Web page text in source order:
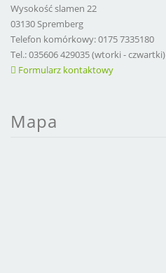
Wysokość slamen 22
03130 Spremberg
Telefon komórkowy: 0175 7335180
Tel.: 035606 429035 (wtorki - czwartki)
Formularz kontaktowy
Mapa